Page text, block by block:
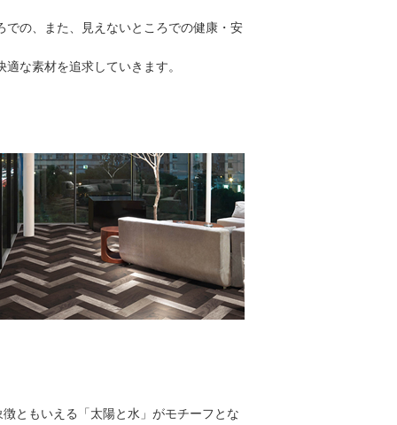
での、また、見えないところでの健康・安
な素材を追求していきます。
ともいえる「太陽と水」がモチーフとな